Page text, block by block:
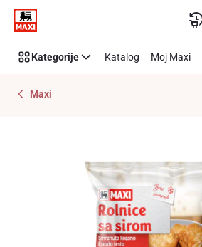
Preskoči link
Kategorije Katalog Moj Maxi
Maxi